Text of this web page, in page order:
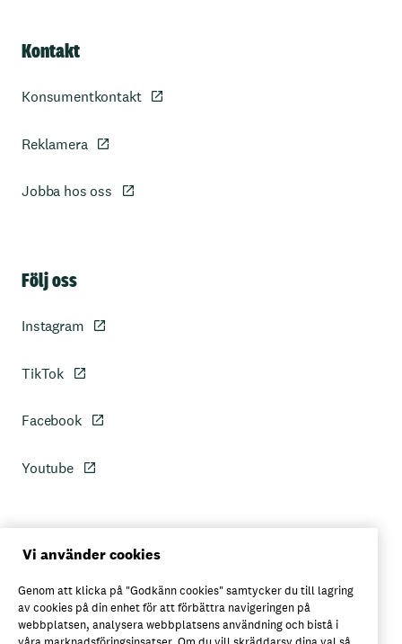
Kontakt
Konsumentkontakt
Reklamera
Jobba hos oss
Följ oss
Instagram
TikTok
Facebook
Youtube
Personuppgiftspolicy
Axfoods integritetspolicy
Vi använder cookies
Genom att klicka på "Godkänn cookies" samtycker du till lagring
av cookies på din enhet för att förbättra navigeringen på
webbplatsen, analysera webbplatsens användning och bistå i